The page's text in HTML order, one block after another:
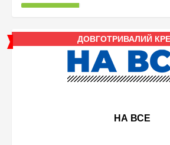
ДОВГОТРИВАЛИЙ
НА ВСЕ